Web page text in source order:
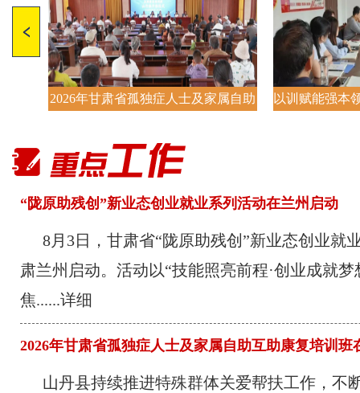
2026年甘肃省孤独症人士及家属自助
以训赋能强本
“陇原助残创”新业态创业就业系列活动在兰州启动
8月3日，甘肃省“陇原助残创”新业态创业就
肃兰州启动。活动以“技能照亮前程·创业成就梦
焦......详细
2026年甘肃省孤独症人士及家属自助互助康复培训班
山丹县持续推进特殊群体关爱帮扶工作，不